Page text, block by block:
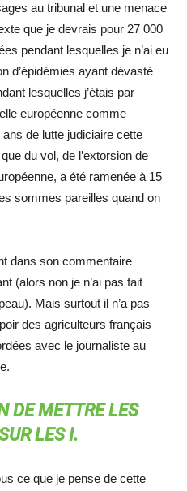
au tribunal et une menace
que je devrais pour 27 000
pendant lesquelles je n’ai eu
d’épidémies ayant dévasté
lesquelles j’étais par
européenne comme
ans de lutte judiciaire cette
du vol, de l’extorsion de
a été ramenée à 15
sommes pareilles quand on
dans son commentaire
(alors non je n’ai pas fait
Mais surtout il n’a pas
des agriculteurs français
avec le journaliste au
DE METTRE LES
LES I.
ce que je pense de cette